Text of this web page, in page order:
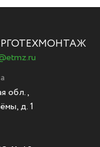
обл.,
,д. 1